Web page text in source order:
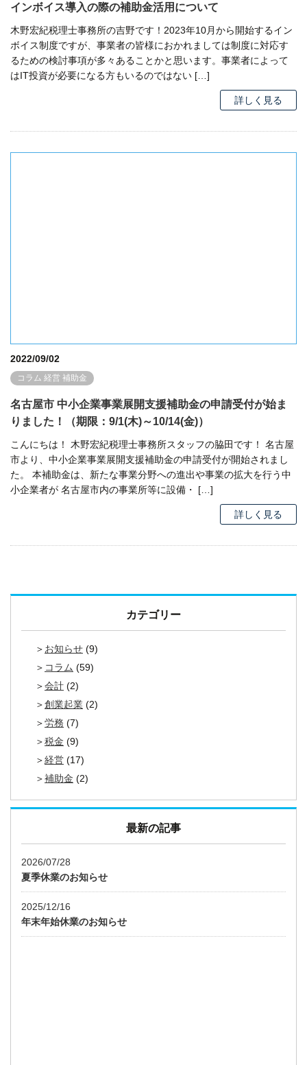
インボイス導入の際の補助金活用について
木野宏紀税理士事務所の吉野です！2023年10月から開始するイン
ボイス制度ですが、事業者の皆様におかれましては制度に対応す
るための検討事項が多々あることかと思います。事業者によって
はIT投資が必要になる方もいるのではない […]
詳しく見る
2022/09/02
コラム 経営 補助金
名古屋市 中小企業事業展開支援補助金の申請受付が始ま
りました！（期限：9/1(木)～10/14(金)）
こんにちは！ 木野宏紀税理士事務所スタッフの脇田です！ 名古屋
市より、中小企業事業展開支援補助金の申請受付が開始されまし
た。 本補助金は、新たな事業分野への進出や事業の拡大を行う中
小企業者が 名古屋市内の事業所等に設備・ […]
詳しく見る
カテゴリー
お知らせ (9)
コラム (59)
会計 (2)
創業起業 (2)
労務 (7)
税金 (9)
経営 (17)
補助金 (2)
最新の記事
2026/07/28
夏季休業のお知らせ
2025/12/16
年末年始休業のお知らせ